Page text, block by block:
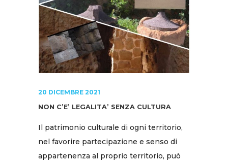
20 DICEMBRE 2021
NON C’E’ LEGALITA’ SENZA CULTURA
Il patrimonio culturale di ogni territorio,
nel favorire partecipazione e senso di
appartenenza al proprio territorio, può